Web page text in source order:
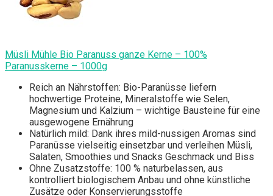
Müsli Mühle Bio Paranuss ganze Kerne – 100%
Paranusskerne – 1000g
Reich an Nährstoffen: Bio-Paranüsse liefern
hochwertige Proteine, Mineralstoffe wie Selen,
Magnesium und Kalzium – wichtige Bausteine für eine
ausgewogene Ernährung
Natürlich mild: Dank ihres mild-nussigen Aromas sind
Paranüsse vielseitig einsetzbar und verleihen Müsli,
Salaten, Smoothies und Snacks Geschmack und Biss
Ohne Zusatzstoffe: 100 % naturbelassen, aus
kontrolliert biologischem Anbau und ohne künstliche
Zusätze oder Konservierungsstoffe